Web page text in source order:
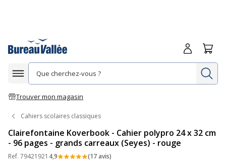
Afficher la navigation
Trouver mon magasin
Me
Cahiers scolaires classiques
Clairefontaine Koverbook - Cahier polypro 24 x 32 cm
- 96 pages - grands carreaux (Seyes) - rouge
Ref. 79421921 4,9 (17 avis)